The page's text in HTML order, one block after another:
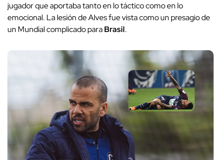
jugador que aportaba tanto en lo táctico como en lo
emocional. La lesión de Alves fue vista como un presagio de
un Mundial complicado paraBrasil.